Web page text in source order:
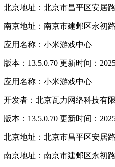
北京地址：北京市昌平区安居
南京地址：南京市建邺区永初
应用名称：小米游戏中心
版本：13.5.0.70 更新时间：
应用名称：小米游戏中心
开发者：北京瓦力网络科技有
版本：13.5.0.70 更新时间：
北京地址：北京市昌平区安居
南京地址：南京市建邺区永初